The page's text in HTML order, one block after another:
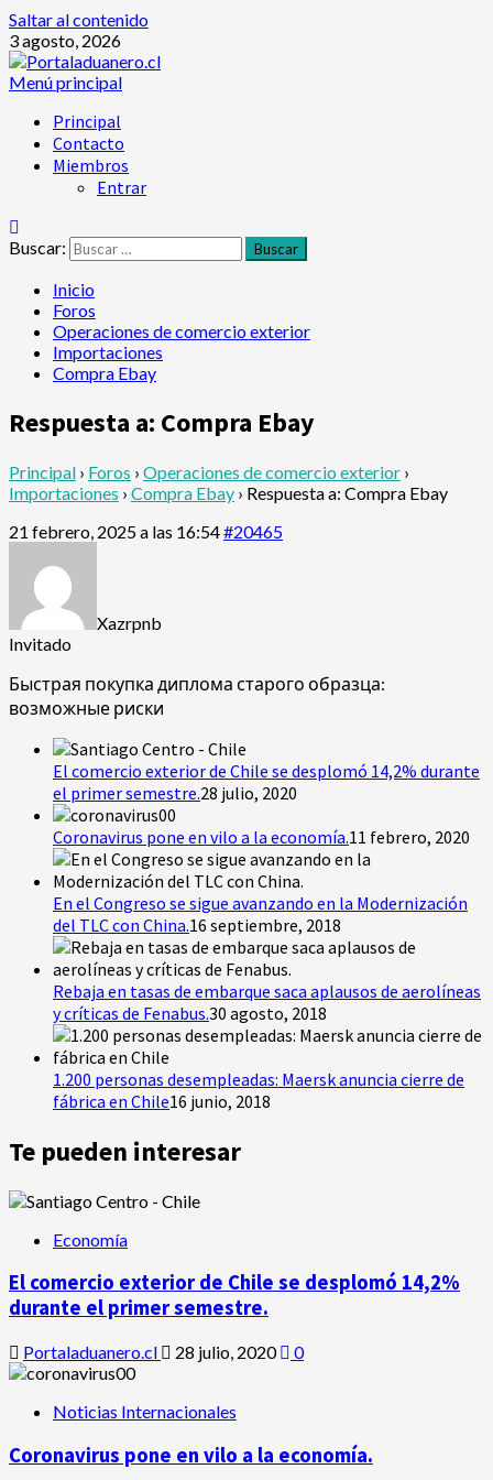
Saltar al contenido
3 agosto, 2026
Menú principal
Principal
Contacto
Miembros
Entrar
Buscar:
Inicio
Foros
Operaciones de comercio exterior
Importaciones
Compra Ebay
Respuesta a: Compra Ebay
Principal › Foros › Operaciones de comercio exterior ›
Importaciones › Compra Ebay › Respuesta a: Compra Ebay
21 febrero, 2025 a las 16:54#20465
Xazrpnb
Invitado
Быстрая покупка диплома старого образца:
возможные риски
El comercio exterior de Chile se desplomó 14,2% durante
el primer semestre.28 julio, 2020
Coronavirus pone en vilo a la economía.11 febrero, 2020
En el Congreso se sigue avanzando en la Modernización
del TLC con China.16 septiembre, 2018
Rebaja en tasas de embarque saca aplausos de aerolíneas
y críticas de Fenabus.30 agosto, 2018
1.200 personas desempleadas: Maersk anuncia cierre de
fábrica en Chile16 junio, 2018
Te pueden interesar
Economía
El comercio exterior de Chile se desplomó 14,2%
durante el primer semestre.
Portaladuanero.cl 28 julio, 2020 0
Noticias Internacionales
Coronavirus pone en vilo a la economía.